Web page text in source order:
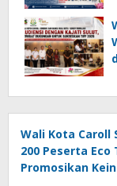
Wali Kota Caroll
200 Peserta Eco
Promosikan